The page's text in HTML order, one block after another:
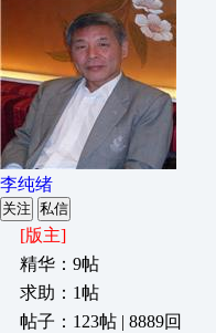
李纯绪
关注 私信
[版主]
精华：9帖
求助：1帖
帖子：123帖 | 8889回